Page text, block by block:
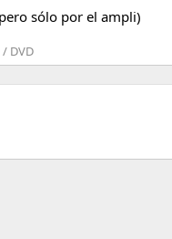
sólo por el ampli)
DVD